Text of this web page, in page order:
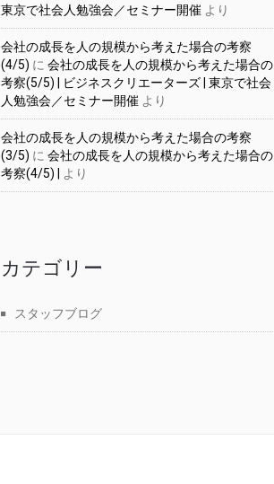
東京で社会人勉強会／セミナー開催 より
会社の成長を人の規模から考えた場合の考察
(4/5) に 会社の成長を人の規模から考えた場合の
考察(5/5) | ビジネスクリエーターズ | 東京で社会
人勉強会／セミナー開催 より
会社の成長を人の規模から考えた場合の考察
(3/5) に 会社の成長を人の規模から考えた場合の
考察(4/5) |
より
カテゴリー
スタッフブログ